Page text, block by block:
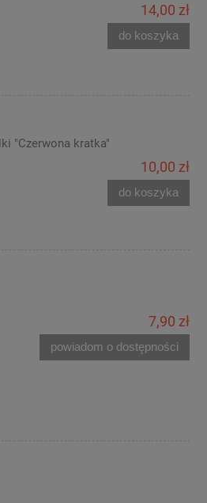
14,00 zł
do koszyka
"Czerwona kratka"
10,00 zł
do koszyka
7,90 zł
powiadom o dostępności